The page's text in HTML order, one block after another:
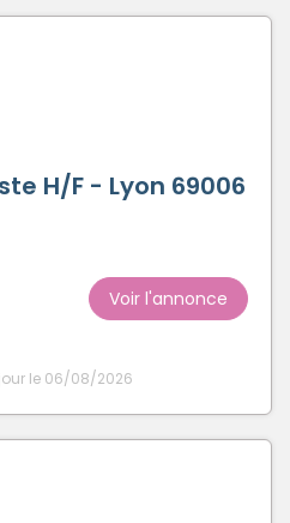
H/F - Lyon 69006
Voir l'annonce
le 06/08/2026